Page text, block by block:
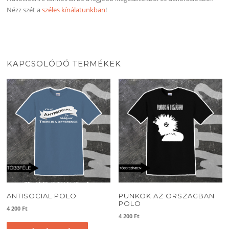
Nézz szét aszéles kínálatunkban!
KAPCSOLÓDÓ TERMÉKEK
ANTISOCIAL POLO
4 200 Ft
Ennek
PUNKOK AZ ORSZAGBAN
POLO
4 200 Ft